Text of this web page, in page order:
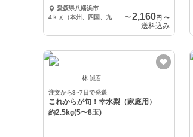
愛媛県八幡浜市
〜 2,160円 〜
送料込み
林 誠吾
注文から3~7日で発送
これからが旬！幸水梨（家庭用）
約2.5kg(5〜8玉)